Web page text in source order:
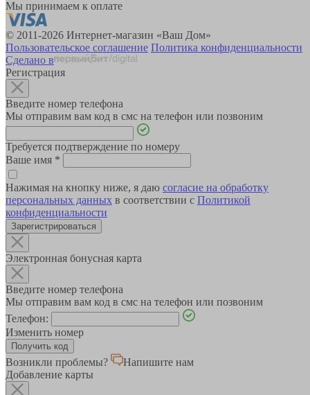
Мы принимаем к оплате
© 2011-2026 Интернет-магазин «Ваш Дом»
Пользовательское соглашение Политика конфиденциальности
Сделано в
Регистрация
Введите номер телефона
Мы отправим вам код в смс на телефон или позвоним
Требуется подтверждение по номеру
Ваше имя *
Нажимая на кнопку ниже, я даю согласие на обработку
персональных данных в соответствии с Политикой
конфиденциальности
Зарегистрироваться
Электронная бонусная карта
Введите номер телефона
Мы отправим вам код в смс на телефон или позвоним
Телефон:
Изменить номер
Возникли проблемы?
Напишите нам
Добавление карты